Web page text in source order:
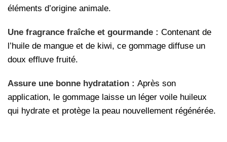
éléments d’origine animale.
Une fragrance fraîche et gourmande : Contenant de
l’huile de mangue et de kiwi, ce gommage diffuse un
doux effluve fruité.
Assure une bonne hydratation : Après son
application, le gommage laisse un léger voile huileux
qui hydrate et protège la peau nouvellement régénérée.